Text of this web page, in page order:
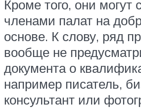
Кроме того, они могут
членами палат на
основе. К слову, ряд
вообще не
документа о
например писатель,
консультант или